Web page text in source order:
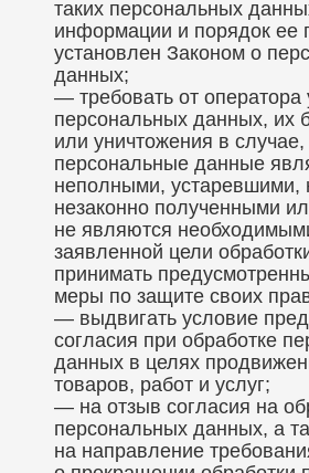
таких персональных
информации и порядок ее
установлен Законом о
данных;
— требовать от оператора
персональных данных, их
или уничтожения в случае,
персональные данные
неполными, устаревшими,
незаконно полученными
не являются
заявленной цели
принимать
меры по защите своих
— выдвигать условие
согласия при обработке
данных в целях
товаров, работ и услуг;
— на отзыв согласия на
персональных данных, а
на направление